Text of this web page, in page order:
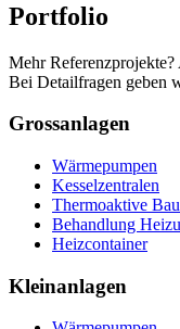
Portfolio
Mehr
Bei Detailfragen geben
Grossanlagen
Wärmepumpen
Kesselzentralen
Thermoaktive
Behandlung
Heizcontainer
Kleinanlagen